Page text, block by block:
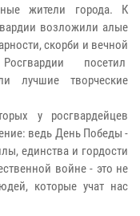
жители города. К
возложили алые
скорби и вечной
посетил
лучшие творческие
у росгвардейцев
ведь День Победы -
единства и гордости
войне - это не
которые учат нас